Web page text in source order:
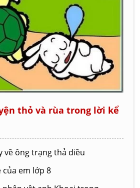
thỏ và rùa trong lời kể
về ông trạng thả diều
của em lớp 8